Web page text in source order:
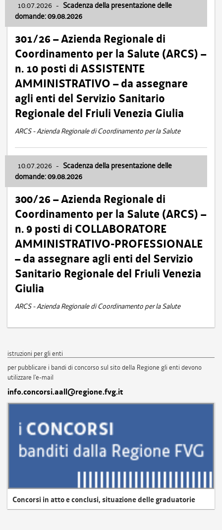
10.07.2026 - Scadenza della presentazione delle
domande: 09.08.2026
301/26 – Azienda Regionale di
Coordinamento per la Salute (ARCS) –
n. 10 posti di ASSISTENTE
AMMINISTRATIVO – da assegnare
agli enti del Servizio Sanitario
Regionale del Friuli Venezia Giulia
ARCS - Azienda Regionale di Coordinamento per la Salute
10.07.2026 - Scadenza della presentazione delle
domande: 09.08.2026
300/26 – Azienda Regionale di
Coordinamento per la Salute (ARCS) –
n. 9 posti di COLLABORATORE
AMMINISTRATIVO-PROFESSIONALE
– da assegnare agli enti del Servizio
Sanitario Regionale del Friuli Venezia
Giulia
ARCS - Azienda Regionale di Coordinamento per la Salute
istruzioni per gli enti
per pubblicare i bandi di concorso sul sito della Regione gli enti devono
utilizzare l'e-mail
info.concorsi.aall@regione.fvg.it
Concorsi in atto e conclusi, situazione delle graduatorie